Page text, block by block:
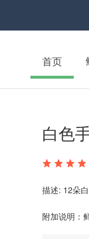
首页
白色
描述: 12朵
附加说明：